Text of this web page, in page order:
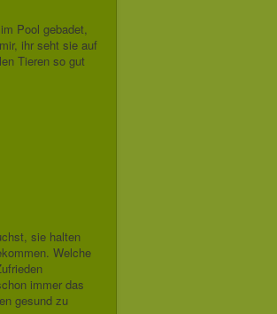
Pool gebadet,
ihr seht sie auf
Tieren so gut
sie halten
Welche
immer das
gesund zu